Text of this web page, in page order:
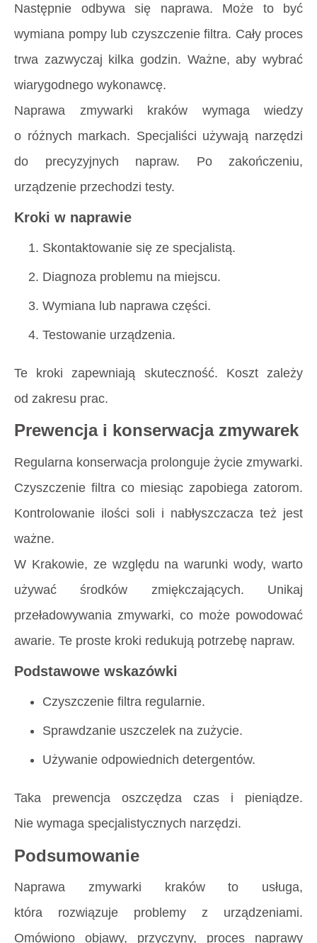
Następnie odbywa się naprawa. Może to być
wymiana pompy lub czyszczenie filtra. Cały proces
trwa zazwyczaj kilka godzin. Ważne, aby wybrać
wiarygodnego wykonawcę.
Naprawa zmywarki kraków wymaga wiedzy
o różnych markach. Specjaliści używają narzędzi
do precyzyjnych napraw. Po zakończeniu,
urządzenie przechodzi testy.
Kroki w naprawie
Skontaktowanie się ze specjalistą.
Diagnoza problemu na miejscu.
Wymiana lub naprawa części.
Testowanie urządzenia.
Te kroki zapewniają skuteczność. Koszt zależy
od zakresu prac.
Prewencja i konserwacja zmywarek
Regularna konserwacja prolonguje życie zmywarki.
Czyszczenie filtra co miesiąc zapobiega zatorom.
Kontrolowanie ilości soli i nabłyszczacza też jest
ważne.
W Krakowie, ze względu na warunki wody, warto
używać środków zmiękczających. Unikaj
przeładowywania zmywarki, co może powodować
awarie. Te proste kroki redukują potrzebę napraw.
Podstawowe wskazówki
Czyszczenie filtra regularnie.
Sprawdzanie uszczelek na zużycie.
Używanie odpowiednich detergentów.
Taka prewencja oszczędza czas i pieniądze.
Nie wymaga specjalistycznych narzędzi.
Podsumowanie
Naprawa zmywarki kraków to usługa,
która rozwiązuje problemy z urządzeniami.
Omówiono objawy, przyczyny, proces naprawy